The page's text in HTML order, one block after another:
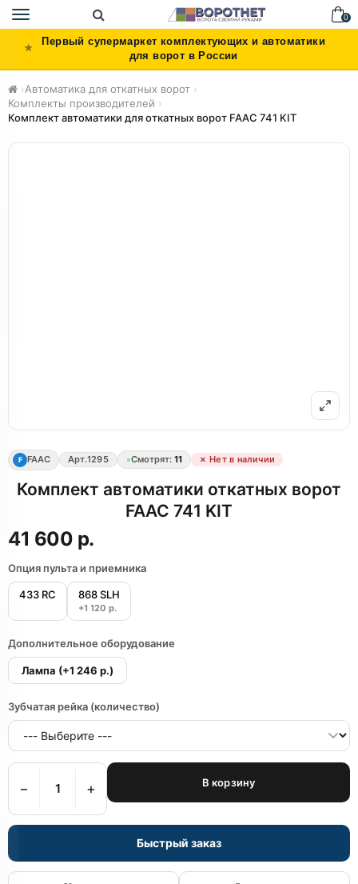
Toggle
navigation
0
Первый супермаркет комплектующих и автоматики
для ворот в России
›Автоматика для откатных ворот ›
Комплекты производителей ›
Комплект автоматики для откатных ворот FAAC 741 KIT
F FAAC Арт.1295 Смотрят: 11 ✗ Нет в наличии
Комплект автоматики откатных ворот
FAAC 741 KIT
41 600 р.
Опция пульта и приемника
433 RC 868 SLH
+1 120 р.
Дополнительное оборудование
Лампа (+1 246 р.)
Зубчатая рейка (количество)
− + В корзину
Быстрый заказ